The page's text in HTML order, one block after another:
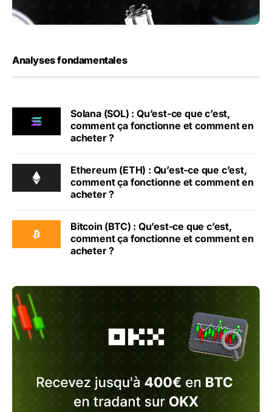
Analyses fondamentales
Solana (SOL) : Qu’est-ce que c’est,
comment ça fonctionne et comment en
acheter ?
Ethereum (ETH) : Qu’est-ce que c’est,
comment ça fonctionne et comment en
acheter ?
Bitcoin (BTC) : Qu’est-ce que c’est,
comment ça fonctionne et comment en
acheter ?